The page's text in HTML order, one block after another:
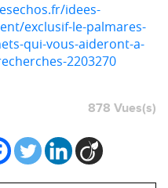
idees-
exclusif-le-palmares-
qui-vous-aideront-a-
2203270
878 Vues(s)